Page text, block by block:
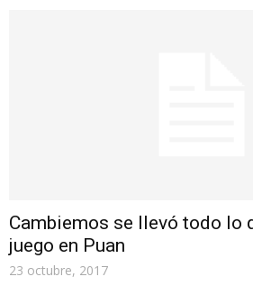
Cambiemos se llevó todo lo
juego en Puan
23 octubre, 2017